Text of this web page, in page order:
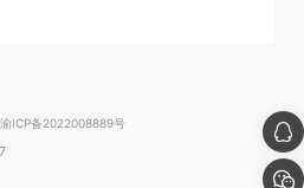
渝ICP备2022008889号